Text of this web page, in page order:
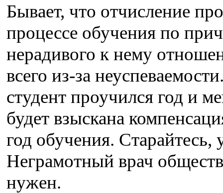
Бывает, что отчисление
процессе обучения по
нерадивого к нему
всего из-за
студент проучился год и
будет взыскана
год обучения. Старайтесь,
Неграмотный врач
нужен.